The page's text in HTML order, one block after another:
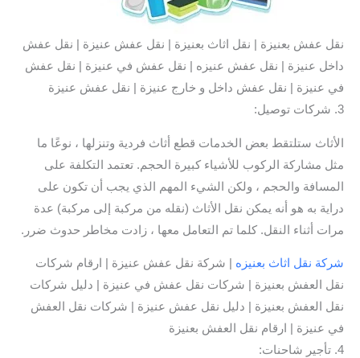
نقل عفش بعنيزة | نقل اثاث بعنيزة | نقل عفش عنيزة | نقل عفش
داخل عنيزة | نقل عفش عنيزه | نقل عفش في عنيزة | نقل عفش
في عنيزة | نقل عفش داخل و خارج عنيزة | نقل عفش عنيزة
3. شركات توصيل:
الأثاث ستلتقط بعض الخدمات قطع أثاث فردية وتنزلها ، نوعًا ما
مثل مشاركة الركوب للأشياء كبيرة الحجم. تعتمد التكلفة على
المسافة والحجم ، ولكن الشيء المهم الذي يجب أن تكون على
دراية به هو أنه يمكن نقل الأثاث (نقله من مركبة إلى مركبة) عدة
مرات أثناء النقل. كلما تم التعامل معها ، زادت مخاطر حدوث ضرر.
شركة نقل اثاث بعنيزه | شركة نقل عفش عنيزة | ارقام شركات
نقل العفش بعنيزة | شركات نقل عفش في عنيزة | دليل شركات
نقل العفش بعنيزة | دليل نقل عفش عنيزة | شركات نقل العفش
في عنيزة | ارقام نقل العفش بعنيزة
4. تأجير شاحنات: